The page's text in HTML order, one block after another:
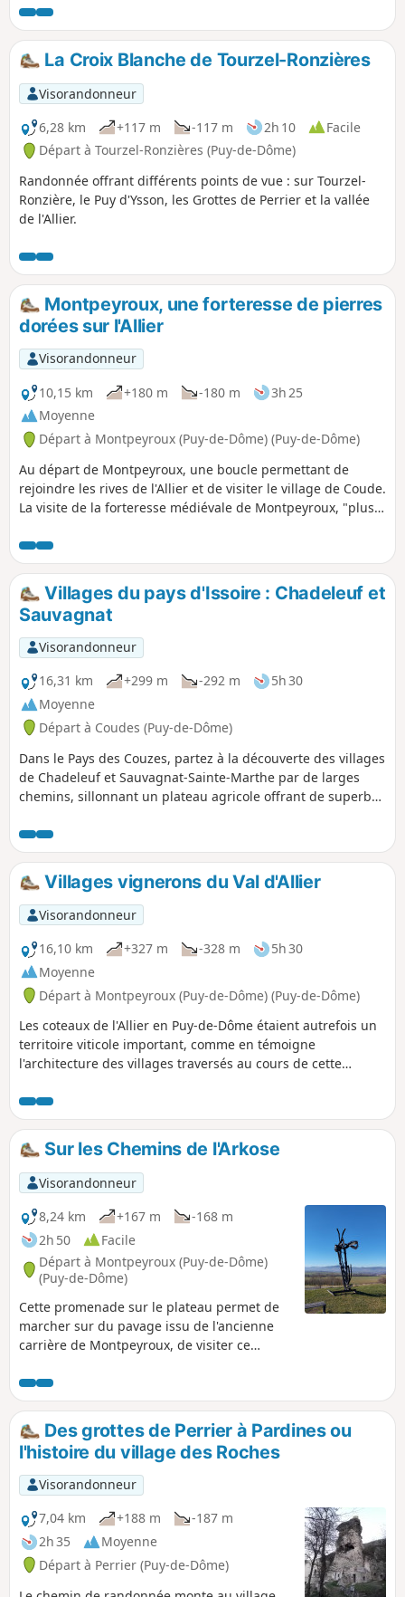
La Croix Blanche de Tourzel-Ronzières
Visorandonneur
6,28 km
+117 m -117 m 2h 10
Facile
Départ à Tourzel-Ronzières (Puy-de-Dôme)
Randonnée offrant différents points de vue : sur Tourzel-
Ronzière, le Puy d'Ysson, les Grottes de Perrier et la vallée
de l'Allier.
Montpeyroux, une forteresse de pierres
dorées sur l'Allier
Visorandonneur
10,15 km
+180 m -180 m
3h 25
Moyenne
Départ à Montpeyroux (Puy-de-Dôme) (Puy-de-Dôme)
Au départ de Montpeyroux, une boucle permettant de
rejoindre les rives de l'Allier et de visiter le village de Coude.
La visite de la forteresse médiévale de Montpeyroux, "plus
l'arkose, se fait en fin de parcours. Montée possible au
donjon-musée qui offre un belvédère.
Villages du pays d'Issoire : Chadeleuf et
Sauvagnat
Visorandonneur
16,31 km
+299 m -292 m
5h 30
Moyenne
Départ à Coudes (Puy-de-Dôme)
Dans le Pays des Couzes, partez à la découverte des villages
de Chadeleuf et Sauvagnat-Sainte-Marthe par de larges
chemins, sillonnant un plateau agricole offrant de superbes
et le Puy de Dôme.
Villages vignerons du Val d'Allier
Visorandonneur
16,10 km
+327 m -328 m
5h 30
Moyenne
Départ à Montpeyroux (Puy-de-Dôme) (Puy-de-Dôme)
Les coteaux de l'Allier en Puy-de-Dôme étaient autrefois un
territoire viticole important, comme en témoigne
l'architecture des villages traversés au cours de cette
villages de France.
Sur les Chemins de l'Arkose
Visorandonneur
8,24 km
+167 m
-168 m
2h 50
Facile
Départ à Montpeyroux (Puy-de-Dôme)
(Puy-de-Dôme)
Cette promenade sur le plateau permet de
marcher sur du pavage issu de l'ancienne
carrière de Montpeyroux, de visiter ce
en sous-bois, les rives de l'Allier.
Des grottes de Perrier à Pardines ou
l'histoire du village des Roches
Visorandonneur
7,04 km
+188 m
-187 m
2h 35
Moyenne
Départ à Perrier (Puy-de-Dôme)